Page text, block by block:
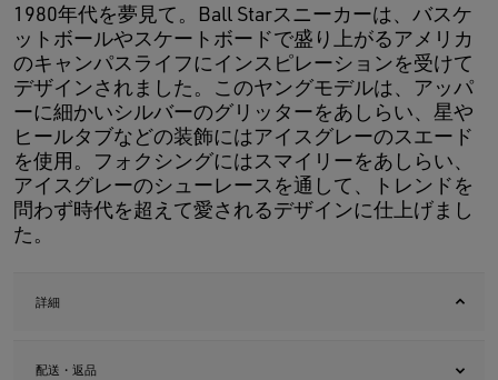
1980年代を夢見て。Ball Starスニーカーは、バスケ
ットボールやスケートボードで盛り上がるアメリカ
のキャンパスライフにインスピレーションを受けて
デザインされました。このヤングモデルは、アッパ
ーに細かいシルバーのグリッターをあしらい、星や
ヒールタブなどの装飾にはアイスグレーのスエード
を使用。フォクシングにはスマイリーをあしらい、
アイスグレーのシューレースを通して、トレンドを
問わず時代を超えて愛されるデザインに仕上げまし
た。
詳細
配送・返品